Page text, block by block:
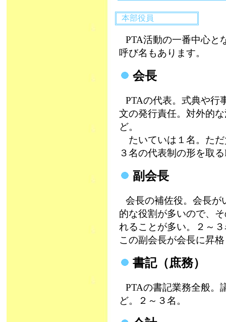
本部役員
PTA活動の一番中心と
呼び名もあります。
会長
PTAの代表。式典や行
文の発行責任。対外的
ど。
たいていは１名。ただ
３名の代表制の形を取
副会長
会長の補佐役。会長が
的な役割が多いので、
れることが多い。２～
この副会長が会長に昇
書記（庶務）
PTAの書記業務全般。
ど。２～３名。